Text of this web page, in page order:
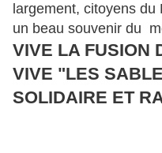
largement, citoyens
un beau souvenir du
VIVE LA FUSION
VIVE "LES
SOLIDAIRE ET